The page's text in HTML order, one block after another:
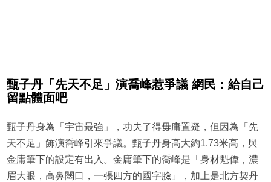
甄子丹「先天不足」演喬峰惹爭議 網民：給自己
留點體面吧
甄子丹身為「宇宙最強」，功夫了得毋庸置疑，但因為「先
天不足」飾演喬峰引來爭議。甄子丹身高大約1.73米高，與
金庸筆下的設定有出入。金庸筆下的喬峰是「身材魁偉，濃
眉大眼，高鼻闊口，一張四方的國字臉」，加上是北方契丹